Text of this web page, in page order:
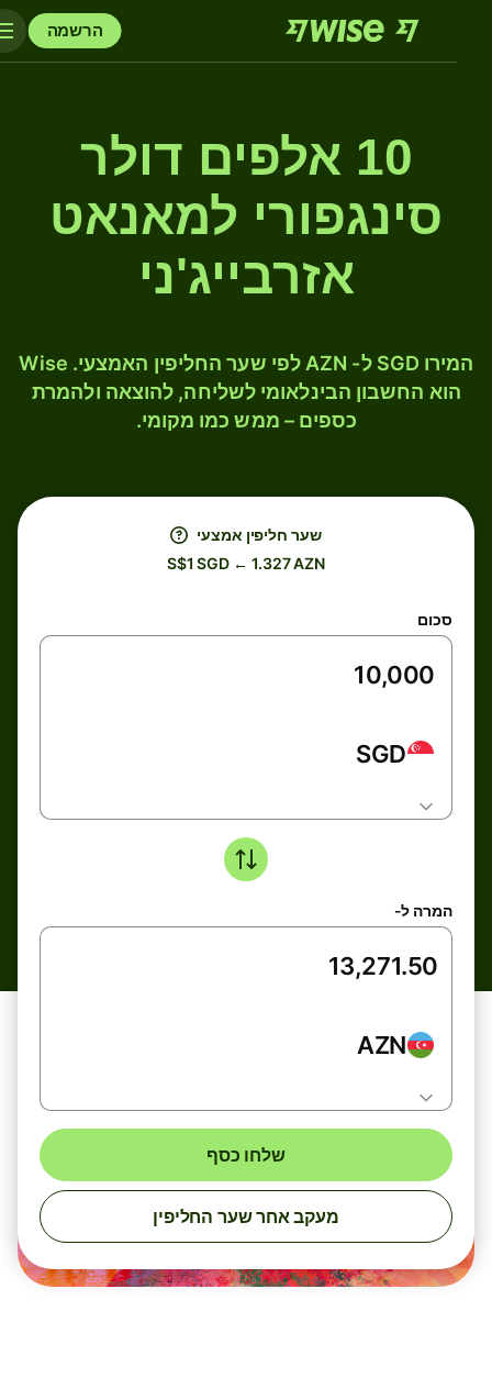
הרשמה
10 אלפים דולר
סינגפורי למאנאט
אזרבייג'ני
המירו SGD ל- AZN לפי שער החליפין האמצעי. Wise
הוא החשבון הבינלאומי לשליחה, להוצאה ולהמרת
כספים – ממש כמו מקומי.
שער חליפין אמצעי
S$1 SGD ← 1.327 AZN
סכום
SGD
המרה ל-
AZN
שלחו כסף
מעקב אחר שער החליפין